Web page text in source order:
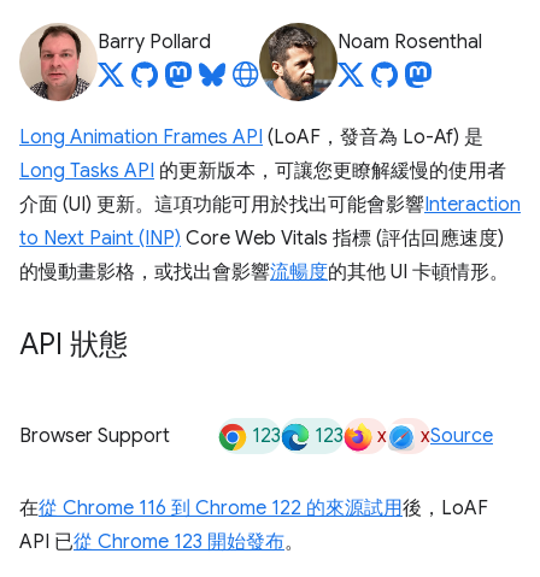
Barry Pollard Noam Rosenthal
Long Animation Frames API (LoAF，發音為 Lo-Af) 是
Long Tasks API 的更新版本，可讓您更瞭解緩慢的使用者
介面 (UI) 更新。這項功能可用於找出可能會影響Interaction
to Next Paint (INP) Core Web Vitals 指標 (評估回應速度)
的慢動畫影格，或找出會影響流暢度的其他 UI 卡頓情形。
API 狀態
Browser Support 123 123 x xSource
在從 Chrome 116 到 Chrome 122 的來源試用後，LoAF
API 已從 Chrome 123 開始發布。